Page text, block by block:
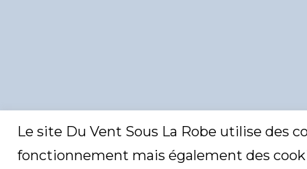
Le site Du Vent Sous La Robe utilise des
fonctionnement mais également des